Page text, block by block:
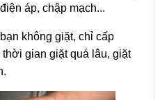
áp, chập mạch...
không giặt, chỉ cấp
gian giặt quá lâu, giặt